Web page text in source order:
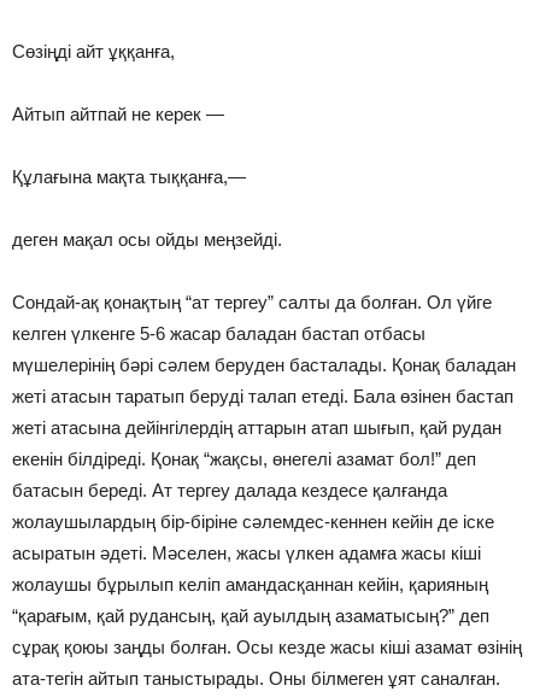
Сөзiңдi айт ұққанға,
Айтып айтпай не керек —
Құлағына мақта тыққанға,—
деген мақал осы ойды меңзейдi.
Сондай-ақ қонақтың “ат тергеу” салты да болған. Ол үйге
келген үлкенге 5-6 жасар баладан бастап отбасы
мүшелерiнiң бәрi сәлем беруден басталады. Қонақ баладан
жетi атасын таратып берудi талап етедi. Бала өзiнен бастап
жетi атасына дейiнгiлердiң аттарын атап шығып, қай рудан
екенiн бiлдiредi. Қонақ “жақсы, өнегелi азамат бол!” деп
батасын бередi. Ат тергеу далада кездесе қалғанда
жолаушылардың бiр-бiрiне сәлемдес-кеннен кейiн де iске
асыратын әдетi. Мәселен, жасы үлкен адамға жасы кiшi
жолаушы бұрылып келiп амандасқаннан кейiн, қарияның
“қарағым, қай рудансың, қай ауылдың азаматысың?” деп
сұрақ қоюы заңды болған. Осы кезде жасы кiшi азамат өзiнiң
ата-тегiн айтып таныстырады. Оны бiлмеген ұят саналған.